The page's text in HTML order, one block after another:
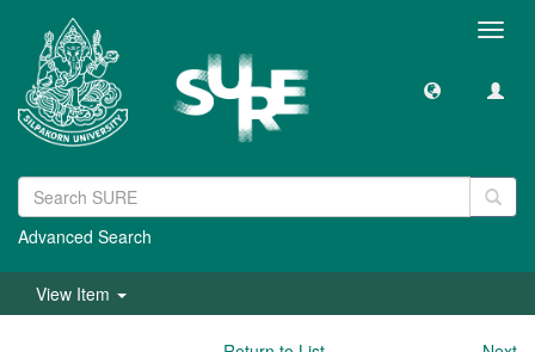
Advanced Search
View Item